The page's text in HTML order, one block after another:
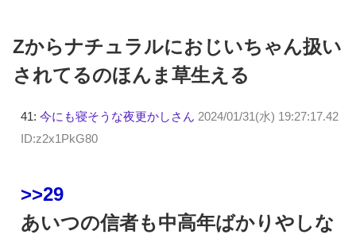
Zからナチュラルにおじいちゃん扱い
されてるのほんま草生える
41: 今にも寝そうな夜更かしさん 2024/01/31(水) 19:27:17.42
ID:z2x1PkG80
>>29
あいつの信者も中高年ばかりやしな